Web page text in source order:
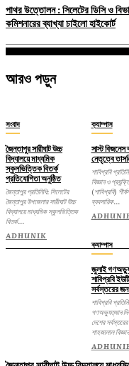
পাথর উত্তোলন : সিলেটের ডিসি ও
কমিশনারের ব্যাখ্যা চাইলো হাইকোর্ট
আরও পড়ুন
সংবাদ
জৈন্তাপুর সারীঘাট উচ্চ
বিদ্যালয়ে মাধ্যমিক
স্কুলভিত্তিক বিতর্ক
প্রতিযোগিতা অনুষ্ঠিত
জৈন্তাপুর প্রতিনিধি: সিলেটের
জৈন্তাপুর উপজেলার সারীঘাট উচ্চ
বিদ্যালয়ে মাধ্যমিক স্কুলভিত্তিক
বিতর্ক...
ADHUNIK
ক্যাম্পাস
সাস্ট
নেতৃত্বে
শাবিপ্রবি প্রতিনিধি:
বিজ্ঞান ও
(শাবিপ্রবি)
ব্যবসায়িক...
ক্যাম্পাস
জুলাই
শাবিপ্রবি
সর্বস্তরের
শাবিপ্রবি প্রতিনিধি:
গণঅভ্যুত্থান
দেশের
শাহজালাল